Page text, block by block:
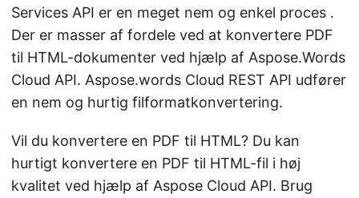
Services API er en meget nem og enkel proces .
Der er masser af fordele ved at konvertere PDF
til HTML-dokumenter ved hjælp af Aspose.Words
Cloud API. Aspose.words Cloud REST API udfører
en nem og hurtig filformatkonvertering.
Vil du konvertere en PDF til HTML? Du kan
hurtigt konvertere en PDF til HTML-fil i høj
kvalitet ved hjælp af Aspose Cloud API. Brug